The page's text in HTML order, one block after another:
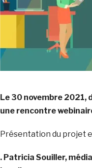
Le 30 novembre 2021,
une rencontre
Présentation du projet
. Patricia Souiller,